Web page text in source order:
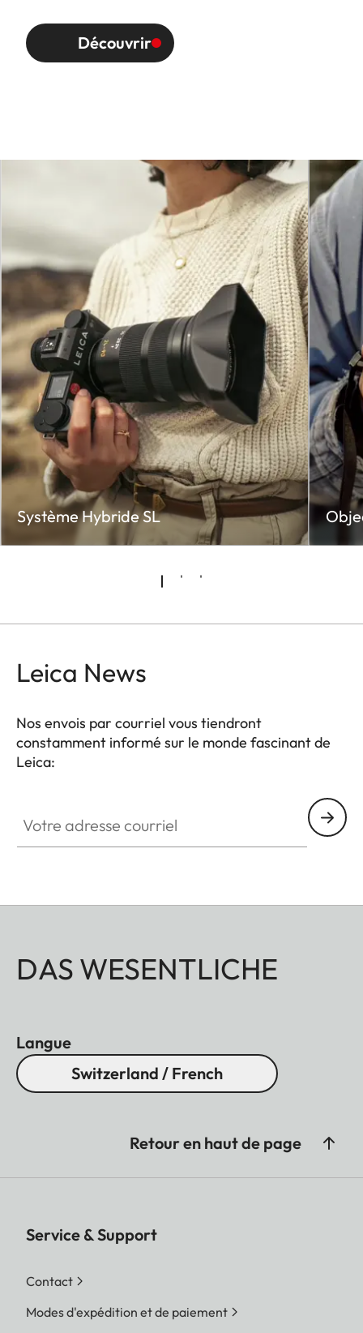
Découvrir
Système Hybride SL
Leica News
Nos envois par courriel vous tiendront
constamment informé sur le monde fascinant de
Leica:
DAS WESENTLICHE
Langue
Switzerland / French
Retour en haut de page
Service & Support
Contact
Modes d'expédition et de paiement